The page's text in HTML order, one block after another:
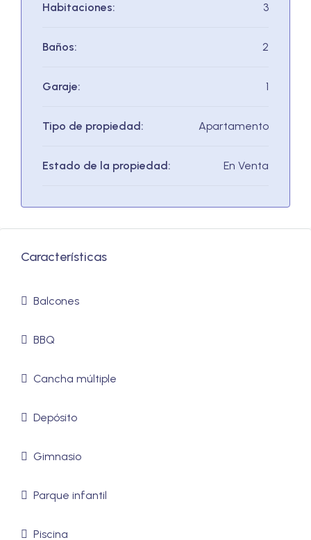
Habitaciones: 3
Baños: 2
Garaje: 1
Tipo de propiedad: Apartamento
Estado de la propiedad: En Venta
Características
Balcones
BBQ
Cancha múltiple
Depósito
Gimnasio
Parque infantil
Piscina